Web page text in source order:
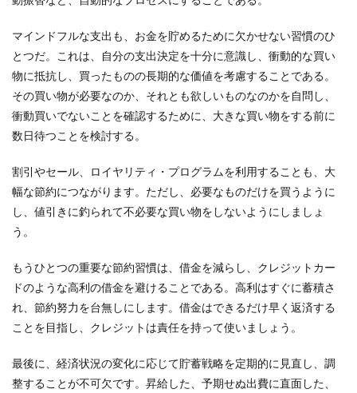
マインドフルな支出も、お金を貯めるために欠かせない習慣のひ
とつだ。これは、自分の支出決定を十分に意識し、衝動的な買い
物に抵抗し、買ったものの長期的な価値を考慮することである。
その買い物が必要なのか、それとも欲しいものなのかを自問し、
衝動買いでないことを確認するために、大きな買い物をする前に
数日待つことを検討する。
割引やセール、ロイヤリティ・プログラムを利用することも、大
幅な節約につながります。ただし、必要なものだけを買うように
し、値引きに釣られて不必要な買い物をしないようにしましょ
う。
もうひとつの重要な節約習慣は、借金を減らし、クレジットカー
ドのような高利の借金を避けることである。高利はすぐに蓄積さ
れ、節約努力を台無しにします。借金はできるだけ早く返済する
ことを目指し、クレジットは責任を持って使いましょう。
最後に、経済状況の変化に応じて貯蓄戦略を定期的に見直し、調
整することが不可欠です。昇給した、予期せぬ出費に直面した、